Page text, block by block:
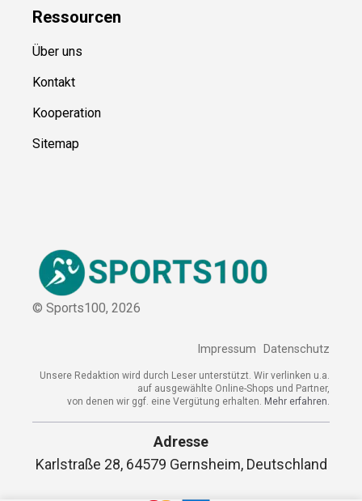
Ressourcen
Über uns
Kontakt
Kooperation
Sitemap
© Sports100, 2026
Impressum Datenschutz
Unsere Redaktion wird durch Leser unterstützt. Wir verlinken
u.a. auf ausgewählte Online-Shops und Partner,
von denen wir ggf. eine Vergütung erhalten.Mehr erfahren.
Adresse
Karlstraße 28, 64579 Gernsheim,